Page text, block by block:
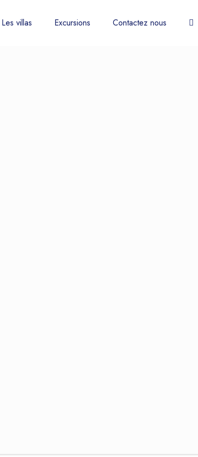
Les villas Excursions Contactez nous